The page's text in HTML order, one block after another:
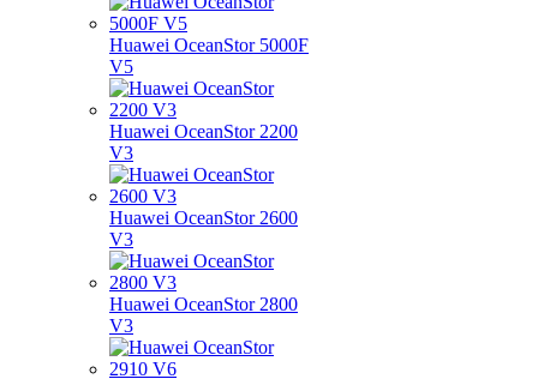
Huawei OceanStor 5000F
V5
Huawei OceanStor 2200
V3
Huawei OceanStor 2600
V3
Huawei OceanStor 2800
V3